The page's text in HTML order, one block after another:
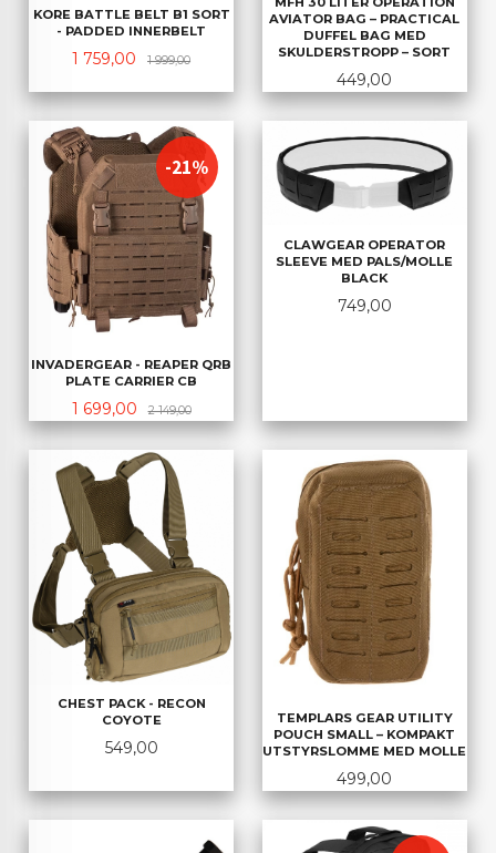
KORE BATTLE BELT B1 SORT
- PADDED INNERBELT
Tilbud
1 759,00 1 999,00Rabatt
AVIATOR BAG – PRACTICAL
DUFFEL BAG MED
SKULDERSTROPP – SORT
Pris
449,00
INVADERGEAR - REAPER QRB
PLATE CARRIER CB
Tilbud
1 699,00 2 149,00Rabatt
-21%
CLAWGEAR OPERATOR
SLEEVE MED PALS/MOLLE
BLACK
Pris
749,00
CHEST PACK - RECON
COYOTE
Pris
549,00
TEMPLARS GEAR UTILITY
POUCH SMALL – KOMPAKT
UTSTYRSLOMME MED MOLLE
Pris
499,00